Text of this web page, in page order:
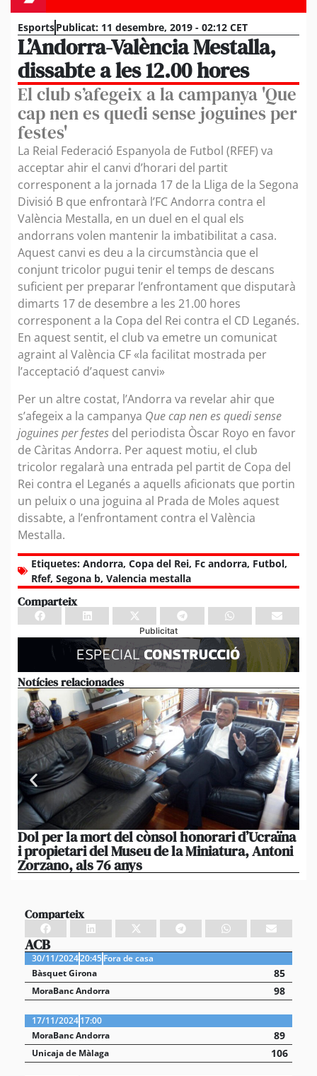
EsportsPublicat: 11 desembre, 2019 - 02:12 CET
L’Andorra-València Mestalla,
dissabte a les 12.00 hores
El club s’afegeix a la campanya 'Que
cap nen es quedi sense joguines per
festes'
La Reial Federació Espanyola de Futbol (RFEF) va
acceptar ahir el canvi d’horari del partit
corresponent a la jornada 17 de la Lliga de la Segona
Divisió B que enfrontarà l’FC Andorra contra el
València Mestalla, en un duel en el qual els
andorrans volen mantenir la imbatibilitat a casa.
Aquest canvi es deu a la circumstància que el
conjunt tricolor pugui tenir el temps de descans
suficient per preparar l’enfrontament que disputarà
dimarts 17 de desembre a les 21.00 hores
corresponent a la Copa del Rei contra el CD Leganés.
En aquest sentit, el club va emetre un comunicat
agraint al València CF «la facilitat mostrada per
l’acceptació d’aquest canvi»
Per un altre costat, l’Andorra va revelar ahir que
s’afegeix a la campanya Que cap nen es quedi sense
joguines per festes del periodista Òscar Royo en favor
de Càritas Andorra. Per aquest motiu, el club
tricolor regalarà una entrada pel partit de Copa del
Rei contra el Leganés a aquells aficionats que portin
un peluix o una joguina al Prada de Moles aquest
dissabte, a l’enfrontament contra el València
Mestalla.
Etiquetes: Andorra, Copa del Rei, Fc andorra, Futbol,
Rfef, Segona b, Valencia mestalla
Comparteix
Publicitat
Notícies relacionades
Dol per la mort del cònsol honorari d’Ucraïna
i propietari del Museu de la Miniatura, Antoni
Zorzano, als 76 anys
Comparteix
ACB
30/11/202420:45Fora de casa
Bàsquet Girona
85
MoraBanc Andorra 98
17/11/202417:00
MoraBanc Andorra
89
Unicaja de Màlaga 106